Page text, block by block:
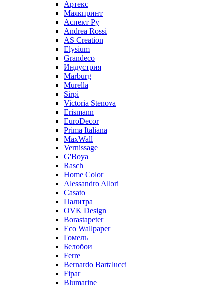
Артекс
Маякпринт
Аспект Ру
Andrea Rossi
AS Creation
Elysium
Grandeco
Индустрия
Marburg
Murella
Sirpi
Victoria Stenova
Erismann
EuroDecor
Prima Italiana
MaxWall
Vernissage
G'Boya
Rasch
Home Color
Alessandro Allori
Casato
Палитра
OVK Design
Borastapeter
Eco Wallpaper
Гомель
Белобои
Ferre
Bernardo Bartalucci
Fipar
Blumarine